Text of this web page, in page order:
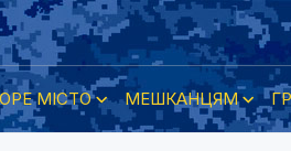
МІСТО МЕШКАНЦЯМ